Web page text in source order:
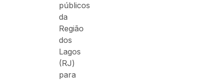
públicos
da
Região
dos
Lagos
(RJ)
para